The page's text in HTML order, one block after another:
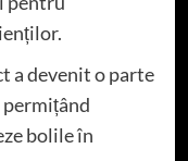
a devenit o parte
bolile în